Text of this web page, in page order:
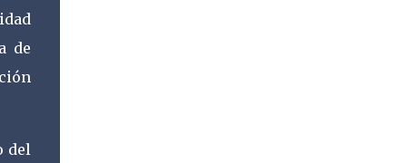
de
del